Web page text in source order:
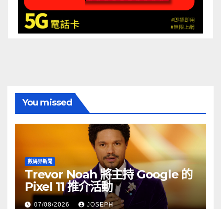
You missed
數碼界新聞
Trevor Noah 將主持 Google 的
Pixel 11 推介活動
07/08/2026 JOSEPH